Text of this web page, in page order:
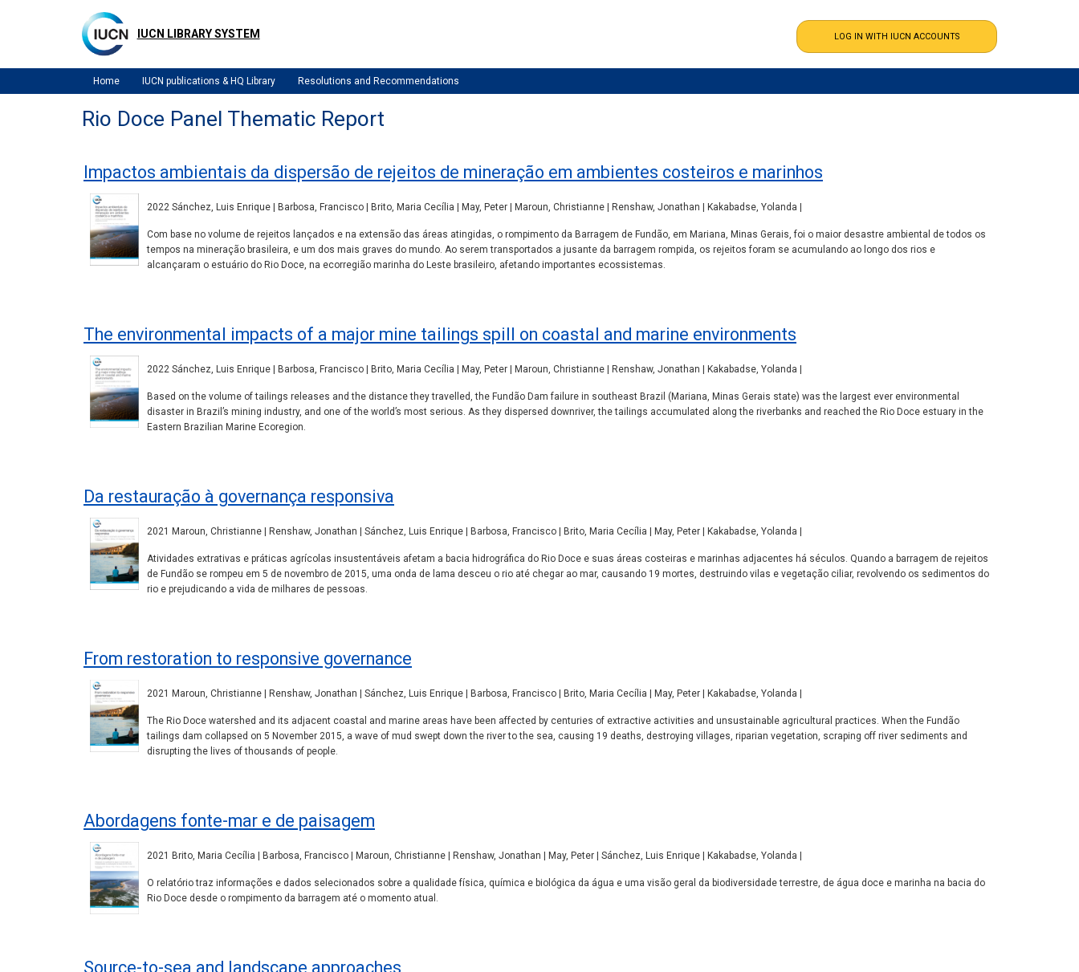
IUCN LIBRARY SYSTEM
Home IUCN publications & HQ Library Resolutions and Recommendations
Rio Doce Panel Thematic Report
Impactos ambientais da dispersão de rejeitos de mineração em ambientes costeiros e marinhos
2022 Sánchez, Luis Enrique | Barbosa, Francisco | Brito, Maria Cecília | May, Peter | Maroun, Christianne | Renshaw, Jonathan | Kakabadse, Yolanda |
Com base no volume de rejeitos lançados e na extensão das áreas atingidas, o rompimento da Barragem de Fundão, em Mariana, Minas Gerais, foi o maior desastre ambiental de todos os
tempos na mineração brasileira, e um dos mais graves do mundo. Ao serem transportados a jusante da barragem rompida, os rejeitos foram se acumulando ao longo dos rios e
alcançaram o estuário do Rio Doce, na ecorregião marinha do Leste brasileiro, afetando importantes ecossistemas.
The environmental impacts of a major mine tailings spill on coastal and marine environments
2022 Sánchez, Luis Enrique | Barbosa, Francisco | Brito, Maria Cecília | May, Peter | Maroun, Christianne | Renshaw, Jonathan | Kakabadse, Yolanda |
Based on the volume of tailings releases and the distance they travelled, the Fundão Dam failure in southeast Brazil (Mariana, Minas Gerais state) was the largest ever environmental
disaster in Brazil’s mining industry, and one of the world’s most serious. As they dispersed downriver, the tailings accumulated along the riverbanks and reached the Rio Doce estuary in the
Eastern Brazilian Marine Ecoregion.
Da restauração à governança responsiva
2021 Maroun, Christianne | Renshaw, Jonathan | Sánchez, Luis Enrique | Barbosa, Francisco | Brito, Maria Cecília | May, Peter | Kakabadse, Yolanda |
Atividades extrativas e práticas agrícolas insustentáveis afetam a bacia hidrográfica do Rio Doce e suas áreas costeiras e marinhas adjacentes há séculos. Quando a barragem de rejeitos
de Fundão se rompeu em 5 de novembro de 2015, uma onda de lama desceu o rio até chegar ao mar, causando 19 mortes, destruindo vilas e vegetação ciliar, revolvendo os sedimentos do
rio e prejudicando a vida de milhares de pessoas.
From restoration to responsive governance
2021 Maroun, Christianne | Renshaw, Jonathan | Sánchez, Luis Enrique | Barbosa, Francisco | Brito, Maria Cecília | May, Peter | Kakabadse, Yolanda |
The Rio Doce watershed and its adjacent coastal and marine areas have been affected by centuries of extractive activities and unsustainable agricultural practices. When the Fundão
tailings dam collapsed on 5 November 2015, a wave of mud swept down the river to the sea, causing 19 deaths, destroying villages, riparian vegetation, scraping off river sediments and
disrupting the lives of thousands of people.
Abordagens fonte-mar e de paisagem
2021 Brito, Maria Cecília | Barbosa, Francisco | Maroun, Christianne | Renshaw, Jonathan | May, Peter | Sánchez, Luis Enrique | Kakabadse, Yolanda |
O relatório traz informações e dados selecionados sobre a qualidade física, química e biológica da água e uma visão geral da biodiversidade terrestre, de água doce e marinha na bacia do
Rio Doce desde o rompimento da barragem até o momento atual.
Source-to-sea and landscape approaches